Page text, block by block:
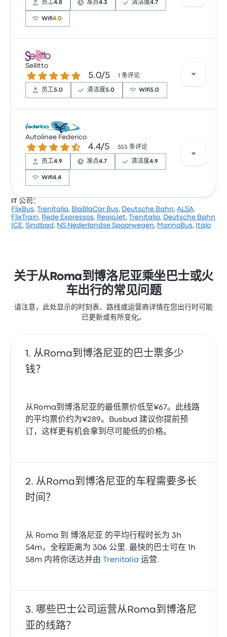
员工4.8 准点4.3 清洁度4.7
Wifi4.0
根据 543 条评论，该公司在 Busbud 上被评为 4.3 颗
星。旅客对 温度 和 车票资源 特别满意，但对 无线上网
经常有所抱怨。 Autoservizi Salemi 在此路线提供的票
价为 ¥198 起
Sellitto
5.0 / 5 星 5.0/5 1 条评论
员工5.0 清洁度5.0 Wifi5.0
根据 1 条评论，该公司在 Busbud 上被评为 5 颗星。旅客
对 员工 和 座位 特别满意，但对 车票资源 经常有所抱
怨。 Sellitto 在此路线提供的票价为 ¥386 起
Autolinee Federico
4.4 / 5 星 4.4/5 355 条评论
员工4.9 准点4.7 清洁度4.9
Wifi4.4
根据 355 条评论，该公司在 Busbud 上被评为 4.4 颗
星。旅客对 车票资源 和 员工 特别满意，但对 无线上网
IT 公司：
FlixBus,Trenitalia, BlaBlaCar Bus, Deutsche Bahn,ALSA,
FlixTrain, Rede Expressos, RegioJet,Trenitalia, Deutsche Bahn
ICE,Sindbad , NS Nederlandse Spoorwegen, MarinoBus, Italo
关于从Roma到博洛尼亚乘坐巴士或火
车出行的常见问题
请注意，此处显示的时刻表、路线或运营商详情在您出行时可能
已更新或有所变化。
从Roma到博洛尼亚的巴士票多少
钱？
从Roma到博洛尼亚的最低票价低至¥67。此线路
的平均票价约为¥289。Busbud 建议你提前预
订，这样更有机会拿到尽可能低的价格。
从Roma到博洛尼亚的车程需要多长
时间？
从 Roma 到 博洛尼亚 的平均行程时长为 3h
54m，全程距离为 306 公里. 最快的巴士可在 1h
58m 内将你送达并由
Trenitalia 运营.
哪些巴士公司运营从Roma到博洛尼
亚的线路？